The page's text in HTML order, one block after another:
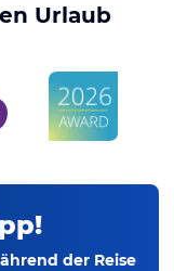
Urlaub
der Reise